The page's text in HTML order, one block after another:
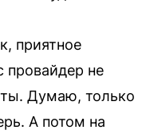
приятное
провайдер не
Думаю, только
А потом на